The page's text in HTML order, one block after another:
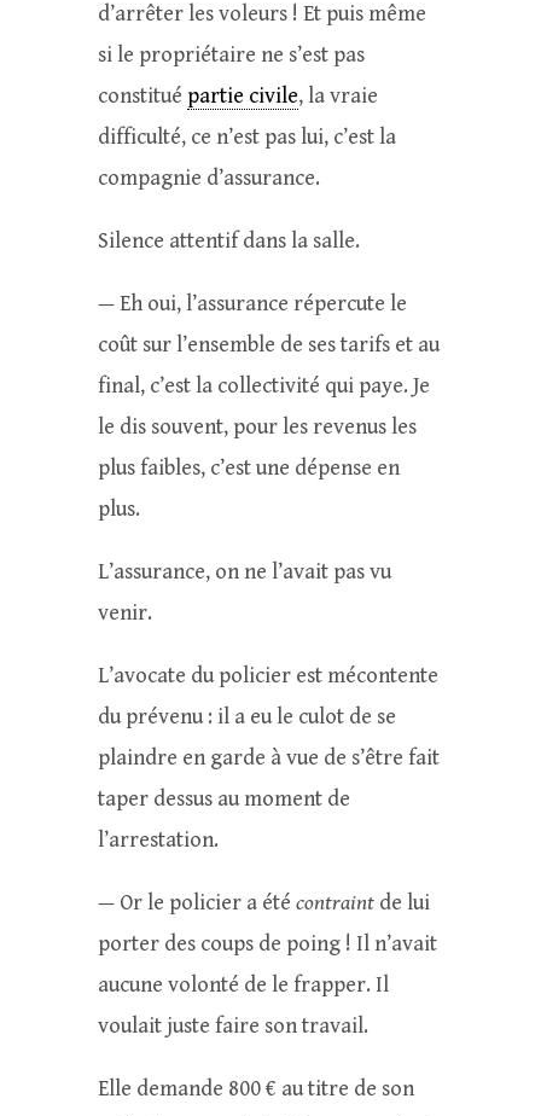
d’arrêter les voleurs ! Et puis même
si le propriétaire ne s’est pas
constitué partie civile, la vraie
difficulté, ce n’est pas lui, c’est la
compagnie d’assurance.
Silence attentif dans la salle.
— Eh oui, l’assurance répercute le
coût sur l’ensemble de ses tarifs et au
final, c’est la collectivité qui paye. Je
le dis souvent, pour les revenus les
plus faibles, c’est une dépense en
plus.
L’assurance, on ne l’avait pas vu
venir.
L’avocate du policier est mécontente
du prévenu : il a eu le culot de se
plaindre en garde à vue de s’être fait
taper dessus au moment de
l’arrestation.
— Or le policier a été contraintde lui
porter des coups de poing ! Il n’avait
aucune volonté de le frapper. Il
voulait juste faire son travail.
Elle demande 800 € au titre de son